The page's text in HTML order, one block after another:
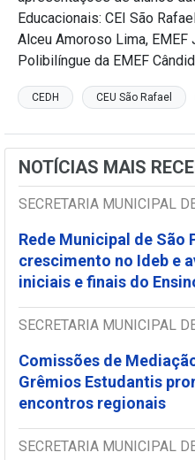
Educacionais: CEI São
Alceu Amoroso Lima,
Polibilíngue da EMEF
CEDH CEU São Rafael
NOTÍCIAS MAIS
SECRETARIA MUNICIPAL
Rede Municipal de São
crescimento no Ideb e
iniciais e finais do
SECRETARIA MUNICIPAL
Comissões de
Grêmios Estudantis
encontros regionais
SECRETARIA MUNICIPAL